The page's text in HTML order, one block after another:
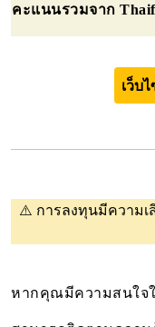
คะแนนรวมจาก
เว็บ
⚠️ การลงทุนมีความ